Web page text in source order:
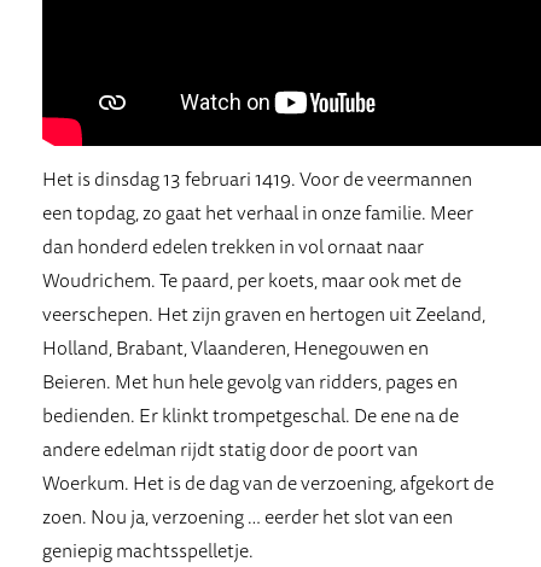
Het is dinsdag 13 februari 1419. Voor de veermannen
een topdag, zo gaat het verhaal in onze familie. Meer
dan honderd edelen trekken in vol ornaat naar
Woudrichem. Te paard, per koets, maar ook met de
veerschepen. Het zijn graven en hertogen uit Zeeland,
Holland, Brabant, Vlaanderen, Henegouwen en
Beieren. Met hun hele gevolg van ridders, pages en
bedienden. Er klinkt trompetgeschal. De ene na de
andere edelman rijdt statig door de poort van
Woerkum. Het is de dag van de verzoening, afgekort de
zoen. Nou ja, verzoening … eerder het slot van een
geniepig machtsspelletje.